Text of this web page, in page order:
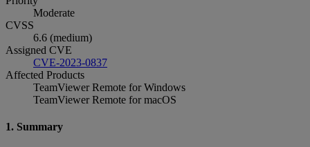
Moderate
CVSS
6.6 (medium)
Assigned CVE
CVE-2023-0837
Affected Products
TeamViewer Remote for Windows
TeamViewer Remote for macOS
1. Summary